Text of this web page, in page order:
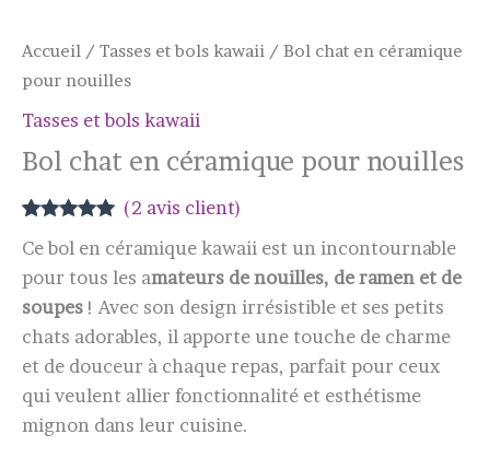
Accueil / Tasses et bols kawaii / Bol chat en céramique
pour nouilles
Tasses et bols kawaii
Bol chat en céramique pour nouilles
sur 5 basé
notations
client
(2 avis client)
Ce bol en céramique kawaii est un incontournable
pour tous les amateurs de nouilles, de ramen et de
soupes ! Avec son design irrésistible et ses petits
chats adorables, il apporte une touche de charme
et de douceur à chaque repas, parfait pour ceux
qui veulent allier fonctionnalité et esthétisme
mignon dans leur cuisine.